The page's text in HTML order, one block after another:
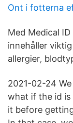
Ont i fotterna
Med Medical
innehåller
allergier,
2021-02-24
what if the id
it before